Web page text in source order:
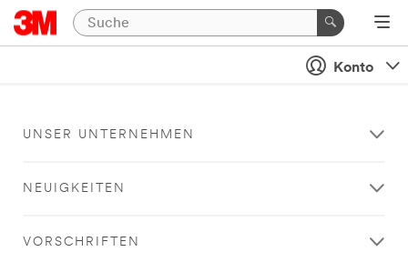
Konto
UNSER UNTERNEHMEN
NEUIGKEITEN
VORSCHRIFTEN